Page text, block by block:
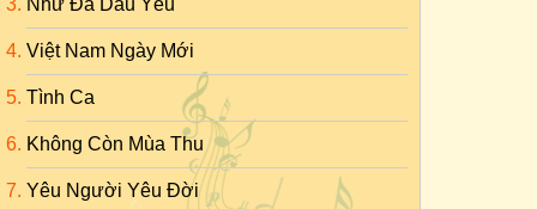
Như Đã Dấu Yêu
Việt Nam Ngày Mới
Tình Ca
Không Còn Mùa Thu
Yêu Người Yêu Đời